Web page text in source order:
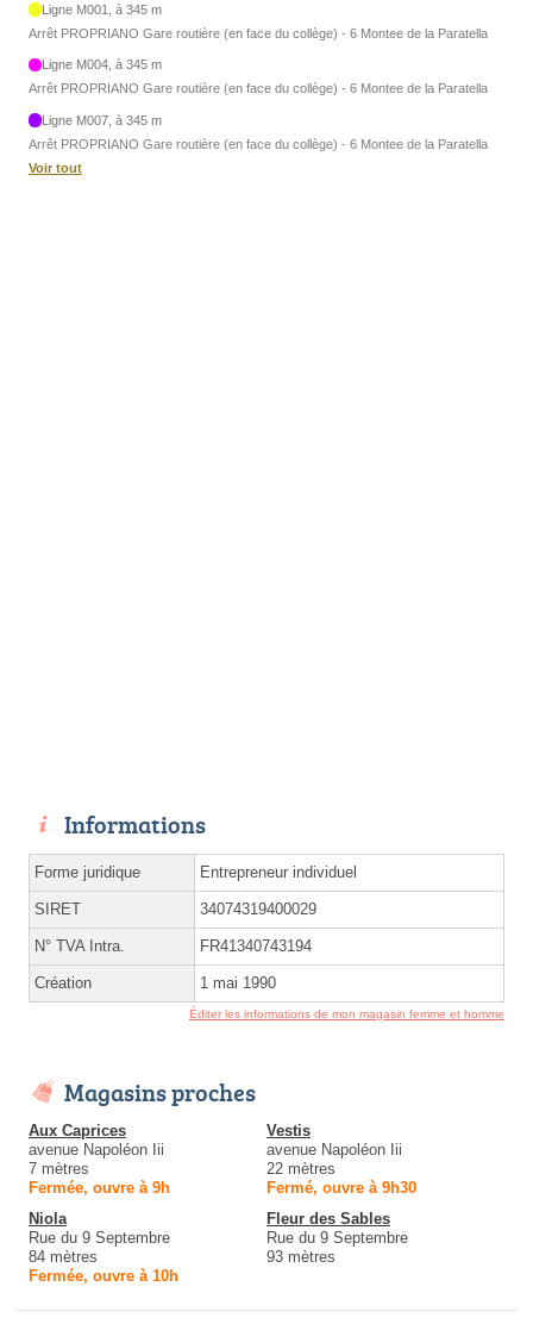
Ligne M001, à 345 m
Arrêt PROPRIANO Gare routière (en face du collège) - 6 Montee de la Paratella
Ligne M004, à 345 m
Arrêt PROPRIANO Gare routière (en face du collège) - 6 Montee de la Paratella
Ligne M007, à 345 m
Arrêt PROPRIANO Gare routière (en face du collège) - 6 Montee de la Paratella
Voir tout
Informations
Forme juridique Entrepreneur individuel
SIRET 34074319400029
N° TVA Intra. FR41340743194
Création 1 mai 1990
Éditer les informations de mon magasin femme et homme
Magasins proches
Aux Caprices
avenue Napoléon Iii
7 mètres
Fermée, ouvre à 9h
Vestis
avenue Napoléon Iii
22 mètres
Fermé, ouvre à 9h30
Niola
Rue du 9 Septembre
84 mètres
Fermée, ouvre à 10h
Fleur des Sables
Rue du 9 Septembre
93 mètres